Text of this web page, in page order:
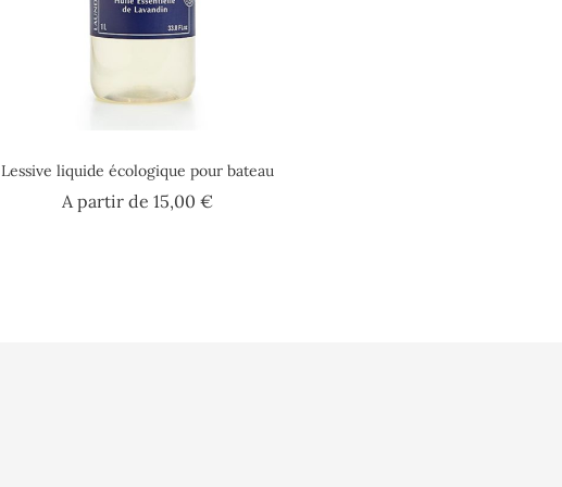
Lessive liquide écologique pour bateau
A partir de 15,00 €Prix